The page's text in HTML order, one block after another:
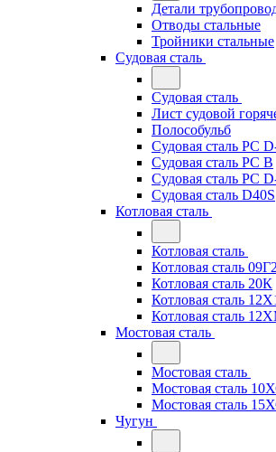
Детали
Отводы стальные
Тройники стальные
Судовая сталь
Судовая сталь
Лист судовой
Полособульб
Судовая сталь РС
Судовая сталь РС В
Судовая сталь РС
Судовая сталь D40S
Котловая сталь
Котловая сталь
Котловая сталь
Котловая сталь 20К
Котловая сталь
Котловая сталь
Мостовая сталь
Мостовая сталь
Мостовая сталь
Мостовая сталь
Чугун